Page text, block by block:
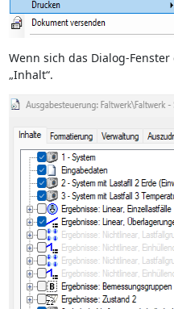
Wenn sich das Dialog-
„Inhalt“.